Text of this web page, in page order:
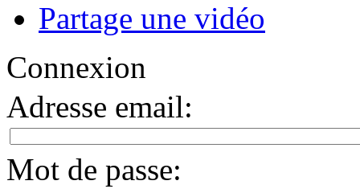
Partage une vidéo
Connexion
Adresse email:
Mot de passe: